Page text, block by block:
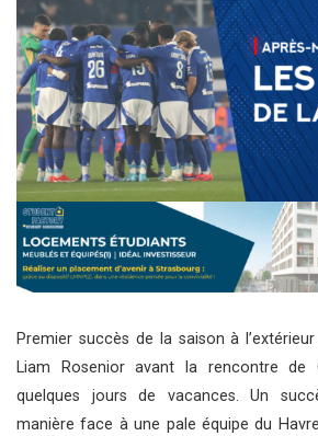
Premier succès de la saison à
Liam Rosenior avant la rencontre de
quelques jours de vacances. Un
manière face à une pale équipe du